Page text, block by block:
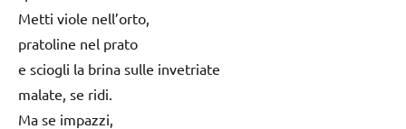
Metti viole nell’orto,
pratoline nel prato
e sciogli la brina sulle invetriate
malate, se ridi.
Ma se impazzi,